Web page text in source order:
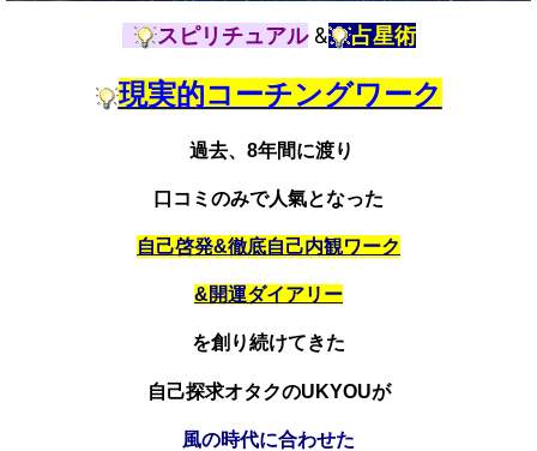
スピリチュアル& 占星術
現実的コーチングワーク
過去、8年間に渡り
口コミのみで人氣となった
自己啓発&徹底自己内観ワーク
&開運ダイアリー
を創り続けてきた
自己探求オタクのUKYOUが
風の時代に合わせた